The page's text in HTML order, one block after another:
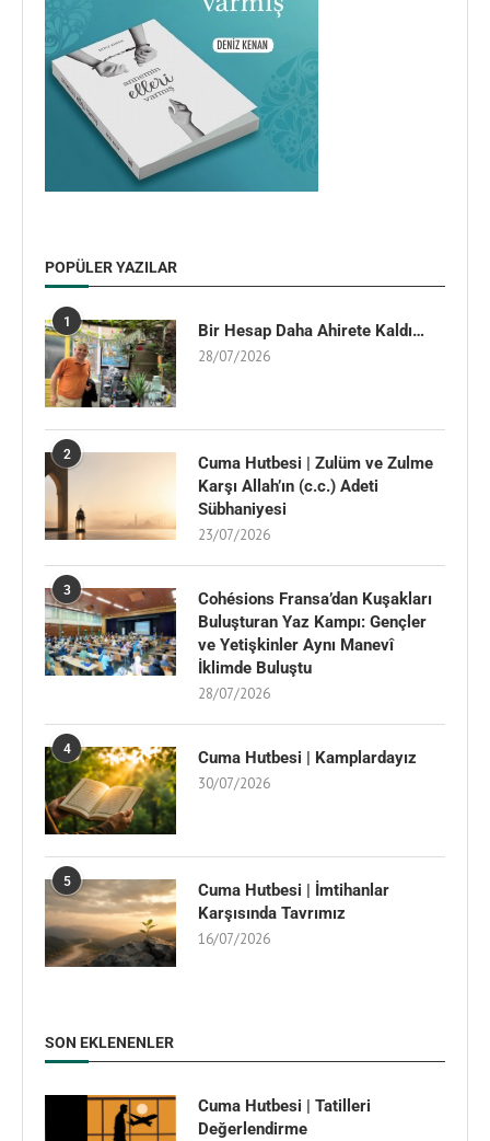
POPÜLER YAZILAR
1 Bir Hesap Daha Ahirete Kaldı…
28/07/2026
2
Cuma Hutbesi | Zulüm ve Zulme
Karşı Allah’ın (c.c.) Adeti
Sübhaniyesi
23/07/2026
3
Cohésions Fransa’dan Kuşakları
Buluşturan Yaz Kampı: Gençler
ve Yetişkinler Aynı Manevî
İklimde Buluştu
28/07/2026
4 Cuma Hutbesi | Kamplardayız
30/07/2026
5
Cuma Hutbesi | İmtihanlar
Karşısında Tavrımız
16/07/2026
SON EKLENENLER
Cuma Hutbesi | Tatilleri
Değerlendirme